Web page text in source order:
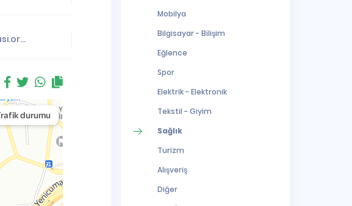
www.trabzoneczaciodasi.org.tr
Mobilya
Bilgisayar - Bilişim
Eğlence
Spor
Elektrik - Elektronik
Tekstil - Giyim
Sağlık
Turizm
Alışveriş
Diğer